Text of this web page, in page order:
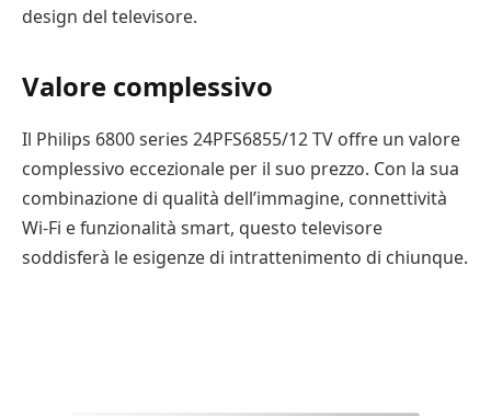
design del televisore.
Valore complessivo
Il Philips 6800 series 24PFS6855/12 TV offre un valore
complessivo eccezionale per il suo prezzo. Con la sua
combinazione di qualità dell’immagine, connettività
Wi-Fi e funzionalità smart, questo televisore
soddisferà le esigenze di intrattenimento di chiunque.